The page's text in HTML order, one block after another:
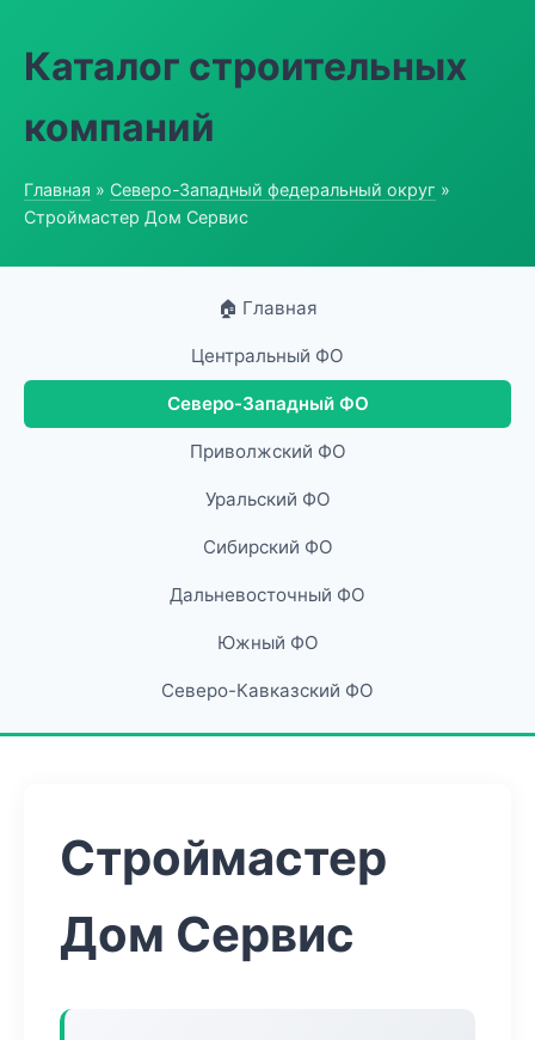
Каталог строительных
компаний
Главная » Северо-Западный федеральный округ »
Строймастер Дом Сервис
🏠 Главная
Центральный ФО
Северо-Западный ФО
Приволжский ФО
Уральский ФО
Сибирский ФО
Дальневосточный ФО
Южный ФО
Северо-Кавказский ФО
Строймастер
Дом Сервис